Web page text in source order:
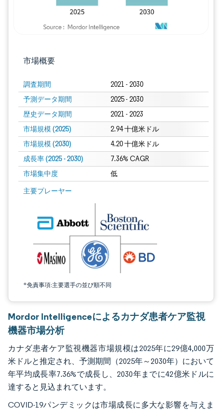
市場概要
調査期間 2021 - 2030
予測データ期間 2025 - 2030
歴史データ期間 2021 - 2023
市場規模 (2025) 2.94 十億米ドル
市場規模 (2030) 4.20 十億米ドル
成長率 (2025 - 2030) 7.36% CAGR
市場集中度 低
主要プレーヤー
*免責事項:主要選手の並び順不同
画像 © Mordor Intelligence。再利用にはCC BY 4.0の表示が必要です。
Mordor Intelligenceによるカナダ患者ケア監視
機器市場分析
カナダ患者ケア監視機器市場規模は2025年に29億4,000万
米ドルと推定され、予測期間（2025年～2030年）において
年平均成長率7.36%で成長し、2030年までに42億米ドルに
達すると見込まれています。
COVID-19パンデミックは市場成長に多大な影響を与えま